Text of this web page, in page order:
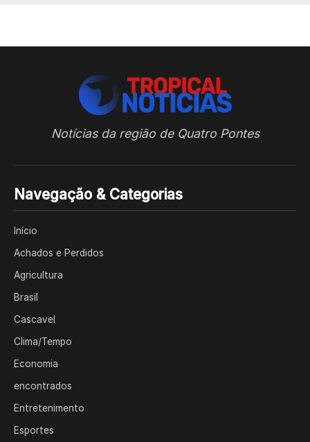
Notícias da região de Quatro Pontes
Navegação & Categorias
Início
Achados e Perdidos
Agricultura
Brasil
Cascavel
Clima/Tempo
Economia
encontrados
Entretenimento
Esportes